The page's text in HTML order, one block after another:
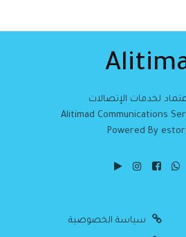
لخدمات الإتصالات
Alitimad Communications
Powered By
سياسة الخصوصية